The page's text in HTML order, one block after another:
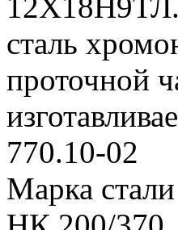
сталь
проточной
770.10-02
Марка